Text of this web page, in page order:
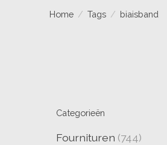
Home / Tags / biaisband
Categorieën
Fournituren (744)